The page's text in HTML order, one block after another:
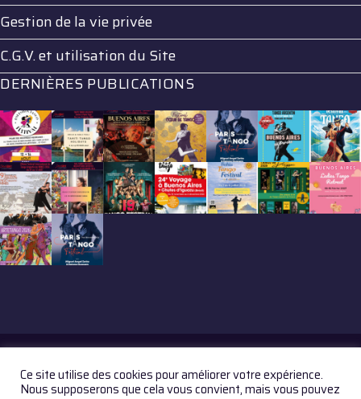
Gestion de la vie privée
C.G.V. et utilisation du Site
DERNIÈRES PUBLICATIONS
© GAZZETTA TANGO 2017. All Rights Reserved
Ce site utilise des cookies pour améliorer votre expérience.
Nous supposerons que cela vous convient, mais vous pouvez